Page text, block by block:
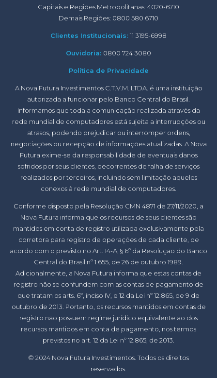
Capitais e Regiões Metropolitanas: 4020-6710
Demais Regiões: 0800 580 6710
Clientes Institucionais: 11 3195-6998
Ouvidoria: 0800 724 3080
Política de Privacidade
A Nova Futura Investimentos C.T.V.M. LTDA. é uma instituição
autorizada a funcionar pelo Banco Central do Brasil.
Informamos que toda a comunicação realizada através da
rede mundial de computadores está sujeita a interrupções ou
atrasos, podendo prejudicar ou interromper ordens,
negociações ou recepção de informações atualizadas. A Nova
Futura exime-se da responsabilidade de eventuais danos
sofridos por seus clientes, decorrentes de falha de serviços
realizados por terceiros, incluindo sem limitação aqueles
conexos à rede mundial de computadores.
Conforme disposto pela Resolução CMN 4871 de 27/11/2020, a
Nova Futura informa que os recursos de seus clientes são
mantidos em conta de registro utilizada exclusivamente pela
corretora para registro de operações de cada cliente, de
acordo com o previsto no Art. 14-A, § 6º da Resolução do Banco
Central do Brasil nº 1.655, de 26 de outubro 1989.
Adicionalmente, a Nova Futura informa que estas contas de
registro não se confundem com as contas de pagamento de
que tratam os arts. 6º, inciso IV, e 12 da Lei nº 12.865, de 9 de
outubro de 2013. Portanto, os recursos mantidos em contas de
registro não possuem regime jurídico equivalente ao dos
recursos mantidos em conta de pagamento, nos termos
previstos no art. 12 da Lei nº 12.865, de 2013.
© 2024 Nova Futura Investimentos. Todos os direitos
reservados.